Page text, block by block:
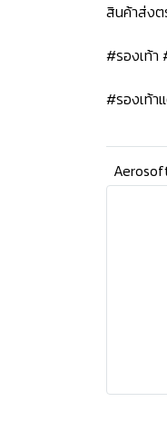
สินค้าส่งต
#รองเท้า
#รองเท้า